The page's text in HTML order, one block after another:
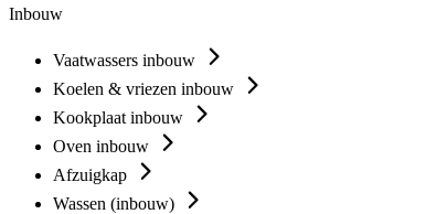
Inbouw
Vaatwassers inbouw
Koelen & vriezen inbouw
Kookplaat inbouw
Oven inbouw
Afzuigkap
Wassen (inbouw)